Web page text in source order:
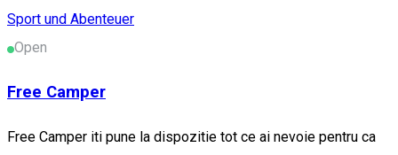
Sport und Abenteuer
Open
Free Camper
Free Camper iti pune la dispozitie tot ce ai nevoie pentru ca